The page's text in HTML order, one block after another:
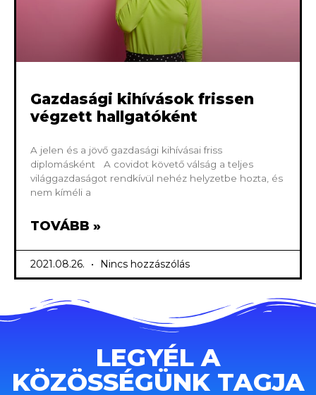
Gazdasági kihívások frissen
végzett hallgatóként
A jelen és a jövő gazdasági kihívásai friss
diplomásként A covidot követő válság a teljes
világgazdaságot rendkívül nehéz helyzetbe hozta, és
nem kíméli a
TOVÁBB »
2021.08.26. Nincs hozzászólás
LEGYÉL A
KÖZÖSSÉGÜNK TAGJA